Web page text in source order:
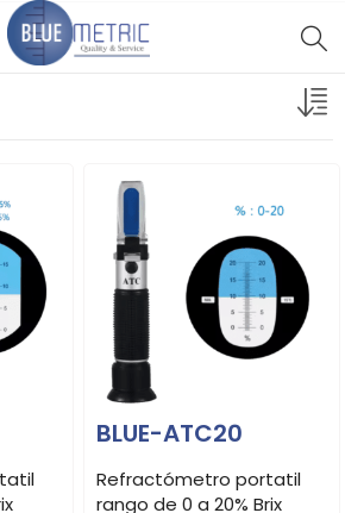
BLUE-ATC20
Refractómetro portatil
rango de 0 a 20% Brix